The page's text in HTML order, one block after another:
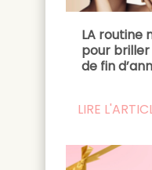
LA routine
pour
de fin
LIRE